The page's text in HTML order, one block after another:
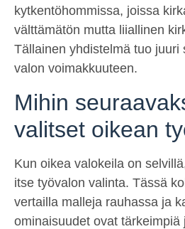
kytkentöhommissa, joissa
välttämätön mutta liiallinen
Tällainen yhdistelmä tuo juuri
valon voimakkuuteen.
Mihin
valitset oikean
Kun oikea valokeila on
itse työvalon valinta. Tässä
vertailla malleja rauhassa ja
ominaisuudet ovat tärkeimpiä